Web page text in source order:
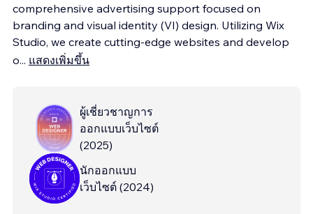
comprehensive advertising support focused on
branding and visual identity (VI) design. Utilizing Wix
Studio, we create cutting-edge websites and develop
o... แสดงเพิ่มขึ้น
ผู้เชี่ยวชาญการ
ออกแบบเว็บไซต์
(2025)
นักออกแบบ
เว็บไซต์ (2024)